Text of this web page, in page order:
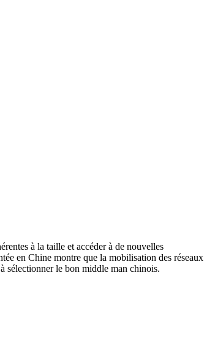
à la taille et accéder à de nouvelles
en Chine montre que la mobilisation des réseaux
sélectionner le bon middle man chinois.